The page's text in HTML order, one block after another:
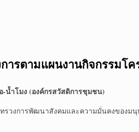
ารตามแผนงานกิจกรรมโค
น้ำโมง (องค์กรสวัสดิการชุมชน)
รวงการพัฒนาสังคมและความมั่นคงของมนุ